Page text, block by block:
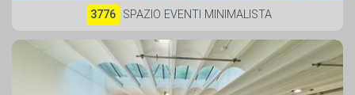
3776 SPAZIO EVENTI MINIMALISTA